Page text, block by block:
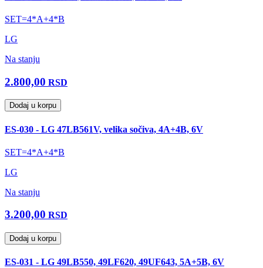
SET=4*A+4*B
LG
Na stanju
2.800,00 RSD
Dodaj u korpu
ES-030 - LG 47LB561V, velika sočiva, 4A+4B, 6V
SET=4*A+4*B
LG
Na stanju
3.200,00 RSD
Dodaj u korpu
ES-031 - LG 49LB550, 49LF620, 49UF643, 5A+5B, 6V